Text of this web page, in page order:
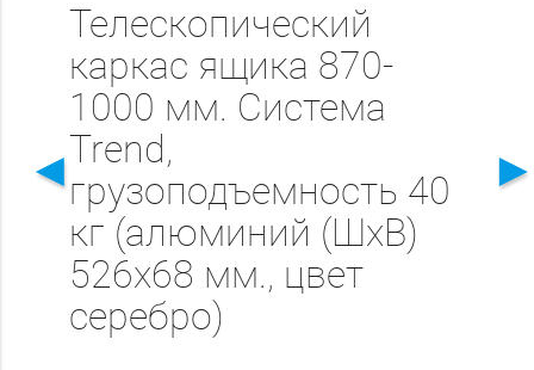
◄
Телескопический
каркас ящика 870-
1000 мм. Система
Trend,
грузоподъемность 40
кг (алюминий (ШхВ)
526х68 мм., цвет
серебро)